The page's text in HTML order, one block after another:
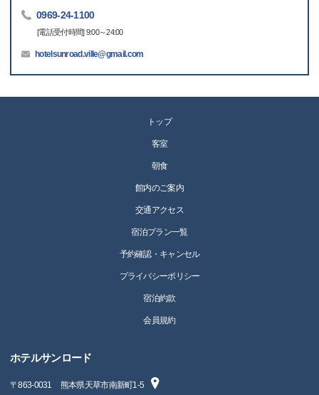
0969-24-1100
[電話受付時間] 9:00～24:00
hotelsunroad.ville@gmail.com
トップ
客室
朝食
館内のご案内
交通アクセス
宿泊プラン一覧
予約確認・キャンセル
プライバシーポリシー
宿泊約款
会員規約
ホテルサンロード
〒863-0031 熊本県天草市南新町1-5